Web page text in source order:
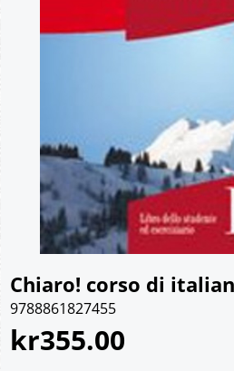
Chiaro! corso di
9788861827455
kr355.00